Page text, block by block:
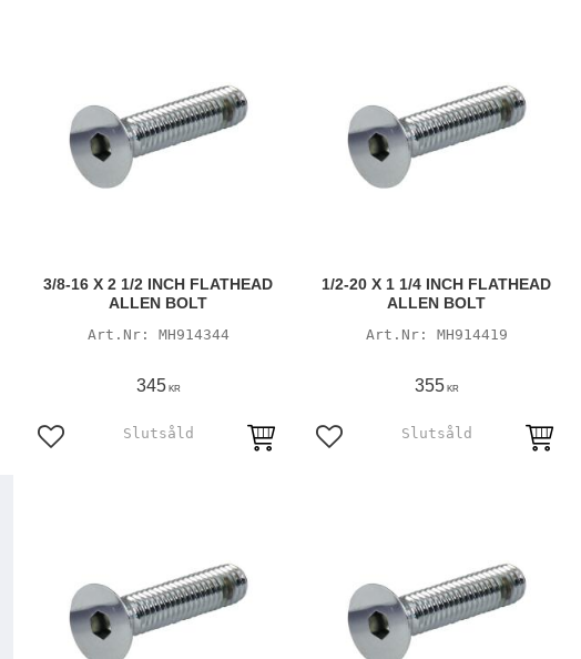
3/8-16 X 2 1/2 INCH FLATHEAD
ALLEN BOLT
MH914344
345KR
Lägg till i favoriter
1/2-20 X 1 1/4 INCH FLATHEAD
ALLEN BOLT
MH914419
355KR
Lägg till i favoriter